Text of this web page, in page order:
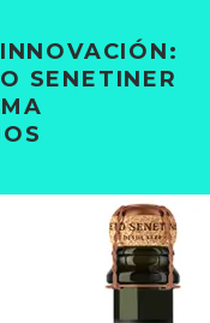
SENETINER